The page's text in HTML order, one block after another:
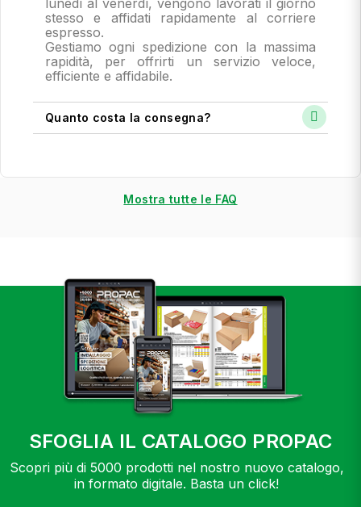
lunedì al venerdì, vengono lavorati il giorno
stesso e affidati rapidamente al corriere
espresso.
Gestiamo ogni spedizione con la massima
rapidità, per offrirti un servizio veloce,
efficiente e affidabile.
Quanto costa la consegna?
Mostra tutte le FAQ
SFOGLIA IL CATALOGO PROPAC
Scopri più di 5000 prodotti nel nostro nuovo catalogo,
in formato digitale. Basta un click!